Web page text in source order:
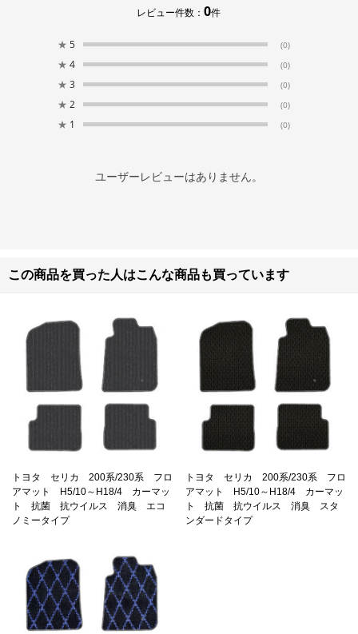
レビュー件数：0件
★ 5 (0)
★ 4 (0)
★ 3 (0)
★ 2 (0)
★ 1 (0)
ユーザーレビューはありません。
この商品を買った人はこんな商品も買っています
トヨタ セリカ 200系/230系 フロ
アマット H5/10～H18/4 カーマッ
ト 抗菌 抗ウイルス 消臭 エコ
ノミータイプ
トヨタ セリカ 200系/230系 フロ
アマット H5/10～H18/4 カーマッ
ト 抗菌 抗ウイルス 消臭 スタ
ンダードタイプ